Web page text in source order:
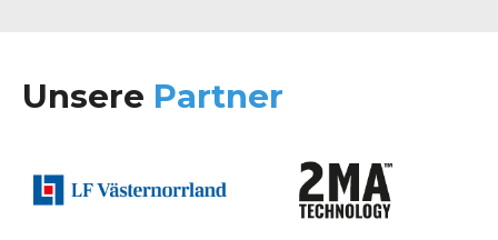
Unsere Partner